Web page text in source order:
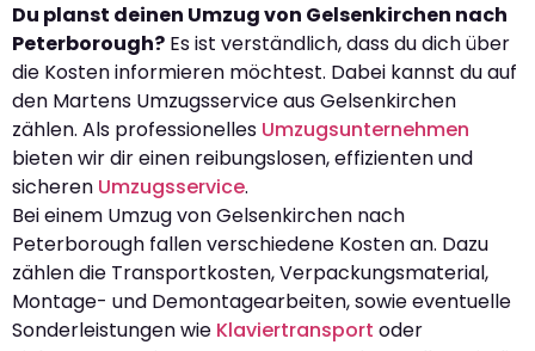
Du planst deinen Umzug von Gelsenkirchen nach
Peterborough? Es ist verständlich, dass du dich über
die Kosten informieren möchtest. Dabei kannst du auf
den Martens Umzugsservice aus Gelsenkirchen
zählen. Als professionelles Umzugsunternehmen
bieten wir dir einen reibungslosen, effizienten und
sicheren Umzugsservice.
Bei einem Umzug von Gelsenkirchen nach
Peterborough fallen verschiedene Kosten an. Dazu
zählen die Transportkosten, Verpackungsmaterial,
Montage- und Demontagearbeiten, sowie eventuelle
Sonderleistungen wie Klaviertransport oder